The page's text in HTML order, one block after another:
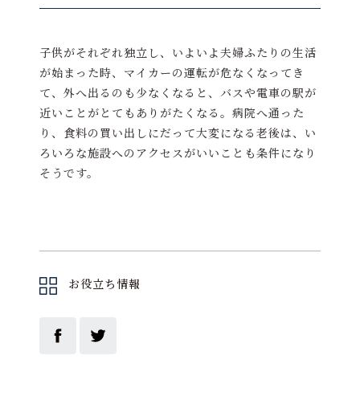
子供がそれぞれ独立し、いよいよ夫婦ふたりの生活
が始まった時、マイカーの運転が危なくなってき
て、外へ出るのも少なくなると、バスや電車の駅が
近いことがとてもありがたくなる。病院へ通った
り、食料の買い出しにだって大変になる老後は、い
ろいろな施設へのアクセスがいいことも条件になり
そうです。
お役立ち情報